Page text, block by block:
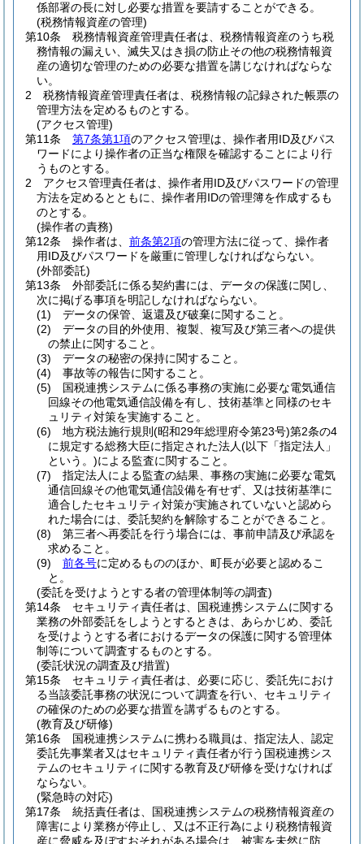
係部署の長に対し必要な措置を要請することができる。
(税務情報資産の管理)
第10条
税務情報資産管理責任者は、税務情報資産のうち税
務情報の漏えい、滅失又はき損の防止その他の税務情報資
産の適切な管理のための必要な措置を講じなければならな
い。
2
税務情報資産管理責任者は、税務情報の記録された帳票の
管理方法を定めるものとする。
(アクセス管理)
第11条
第7条第1項のアクセス管理は、操作者用ID及びパス
ワードにより操作者の正当な権限を確認することにより行
うものとする。
2
アクセス管理責任者は、操作者用ID及びパスワードの管理
方法を定めるとともに、操作者用IDの管理簿を作成するも
のとする。
(操作者の責務)
第12条
操作者は、 前条第2項の管理方法に従って、操作者
用ID及びパスワードを厳重に管理しなければならない。
(外部委託)
第13条
外部委託に係る契約書には、データの保護に関し、
次に掲げる事項を明記しなければならない。
(1)
データの保管、返還及び破棄に関すること。
(2)
データの目的外使用、複製、複写及び第三者への提供
の禁止に関すること。
(3)
データの秘密の保持に関すること。
(4)
事故等の報告に関すること。
(5)
国税連携システムに係る事務の実施に必要な電気通信
回線その他電気通信設備を有し、技術基準と同様のセキ
ュリティ対策を実施すること。
(6)
地方税法施行規則 (昭和29年総理府令第23号)第2条の4
に規定する総務大臣に指定された法人(以下「指定法人」
という。)による監査に関すること。
(7)
指定法人による監査の結果、事務の実施に必要な電気
通信回線その他電気通信設備を有せず、又は技術基準に
適合したセキュリティ対策が実施されていないと認めら
れた場合には、委託契約を解除することができること。
(8)
第三者へ再委託を行う場合には、事前申請及び承認を
求めること。
(9)
前各号に定めるもののほか、町長が必要と認めるこ
と。
(委託を受けようとする者の管理体制等の調査)
第14条
セキュリティ責任者は、国税連携システムに関する
業務の外部委託をしようとするときは、あらかじめ、委託
を受けようとする者におけるデータの保護に関する管理体
制等について調査するものとする。
(委託状況の調査及び措置)
第15条
セキュリティ責任者は、必要に応じ、委託先におけ
る当該委託事務の状況について調査を行い、セキュリティ
の確保のための必要な措置を講ずるものとする。
(教育及び研修)
第16条
国税連携システムに携わる職員は、指定法人、認定
委託先事業者又はセキュリティ責任者が行う国税連携シス
テムのセキュリティに関する教育及び研修を受けなければ
ならない。
(緊急時の対応)
第17条
統括責任者は、国税連携システムの税務情報資産の
障害により業務が停止し、又は不正行為により税務情報資
産に脅威を及ぼすおそれがある場合は、被害を未然に防